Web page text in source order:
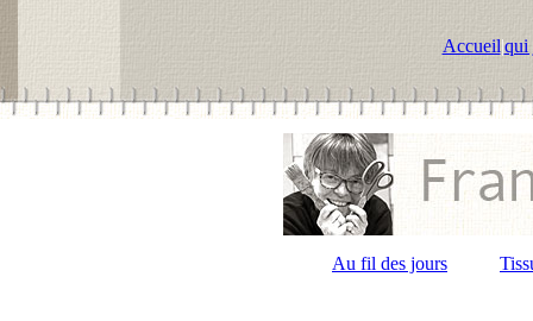
Accueil|qui
Au fil des jours